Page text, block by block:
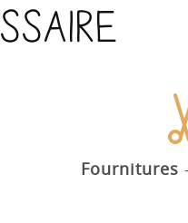
Fournitures